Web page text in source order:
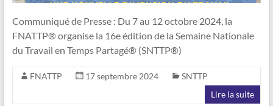
Communiqué de Presse : Du 7 au 12 octobre 2024, la
FNATTP® organise la 16e édition de la Semaine Nationale
du Travail en Temps Partagé® (SNTTP®)
FNATTP 17 septembre 2024
SNTTP
Lire la suite